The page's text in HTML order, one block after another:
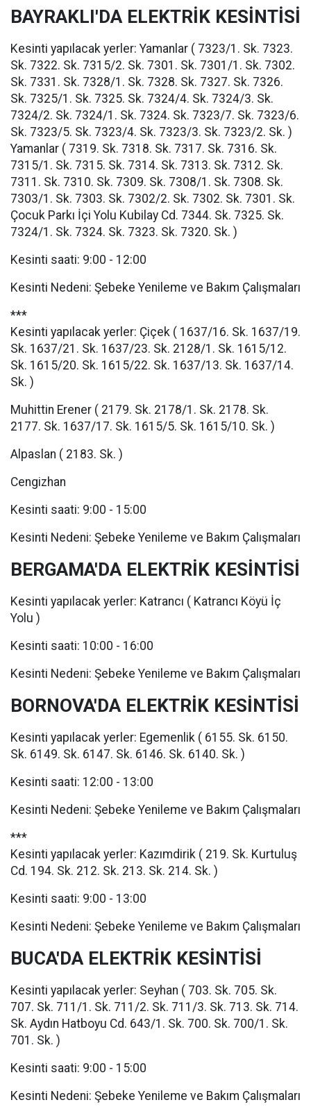
BAYRAKLI'DA ELEKTRİK KESİNTİSİ
Kesinti yapılacak yerler: Yamanlar ( 7323/1. Sk. 7323.
Sk. 7322. Sk. 7315/2. Sk. 7301. Sk. 7301/1. Sk. 7302.
Sk. 7331. Sk. 7328/1. Sk. 7328. Sk. 7327. Sk. 7326.
Sk. 7325/1. Sk. 7325. Sk. 7324/4. Sk. 7324/3. Sk.
7324/2. Sk. 7324/1. Sk. 7324. Sk. 7323/7. Sk. 7323/6.
Sk. 7323/5. Sk. 7323/4. Sk. 7323/3. Sk. 7323/2. Sk. )
Yamanlar ( 7319. Sk. 7318. Sk. 7317. Sk. 7316. Sk.
7315/1. Sk. 7315. Sk. 7314. Sk. 7313. Sk. 7312. Sk.
7311. Sk. 7310. Sk. 7309. Sk. 7308/1. Sk. 7308. Sk.
7303/1. Sk. 7303. Sk. 7302/2. Sk. 7302. Sk. 7301. Sk.
Çocuk Parkı İçi Yolu Kubilay Cd. 7344. Sk. 7325. Sk.
7324/1. Sk. 7324. Sk. 7323. Sk. 7320. Sk. )
Kesinti saati: 9:00 - 12:00
Kesinti Nedeni: Şebeke Yenileme ve Bakım Çalışmaları
***
Kesinti yapılacak yerler: Çiçek ( 1637/16. Sk. 1637/19.
Sk. 1637/21. Sk. 1637/23. Sk. 2128/1. Sk. 1615/12.
Sk. 1615/20. Sk. 1615/22. Sk. 1637/13. Sk. 1637/14.
Sk. )
Muhittin Erener ( 2179. Sk. 2178/1. Sk. 2178. Sk.
2177. Sk. 1637/17. Sk. 1615/5. Sk. 1615/10. Sk. )
Alpaslan ( 2183. Sk. )
Cengizhan
Kesinti saati: 9:00 - 15:00
Kesinti Nedeni: Şebeke Yenileme ve Bakım Çalışmaları
BERGAMA'DA ELEKTRİK KESİNTİSİ
Kesinti yapılacak yerler: Katrancı ( Katrancı Köyü İç
Yolu )
Kesinti saati: 10:00 - 16:00
Kesinti Nedeni: Şebeke Yenileme ve Bakım Çalışmaları
BORNOVA'DA ELEKTRİK KESİNTİSİ
Kesinti yapılacak yerler: Egemenlik ( 6155. Sk. 6150.
Sk. 6149. Sk. 6147. Sk. 6146. Sk. 6140. Sk. )
Kesinti saati: 12:00 - 13:00
Kesinti Nedeni: Şebeke Yenileme ve Bakım Çalışmaları
***
Kesinti yapılacak yerler: Kazımdirik ( 219. Sk. Kurtuluş
Cd. 194. Sk. 212. Sk. 213. Sk. 214. Sk. )
Kesinti saati: 9:00 - 13:00
Kesinti Nedeni: Şebeke Yenileme ve Bakım Çalışmaları
BUCA'DA ELEKTRİK KESİNTİSİ
Kesinti yapılacak yerler: Seyhan ( 703. Sk. 705. Sk.
707. Sk. 711/1. Sk. 711/2. Sk. 711/3. Sk. 713. Sk. 714.
Sk. Aydın Hatboyu Cd. 643/1. Sk. 700. Sk. 700/1. Sk.
701. Sk. )
Kesinti saati: 9:00 - 15:00
Kesinti Nedeni: Şebeke Yenileme ve Bakım Çalışmaları